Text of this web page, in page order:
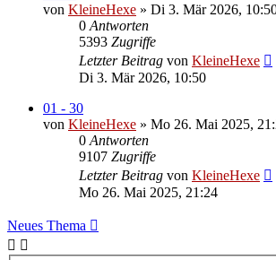
von KleineHexe » Di 3. Mär 2026,
0 Antworten
5393 Zugriffe
Letzter Beitrag von KleineHexe
Di 3. Mär 2026, 10:50
01 - 30
von KleineHexe » Mo 26. Mai 2025,
0 Antworten
9107 Zugriffe
Letzter Beitrag von KleineHexe
Mo 26. Mai 2025, 21:24
Neues Thema